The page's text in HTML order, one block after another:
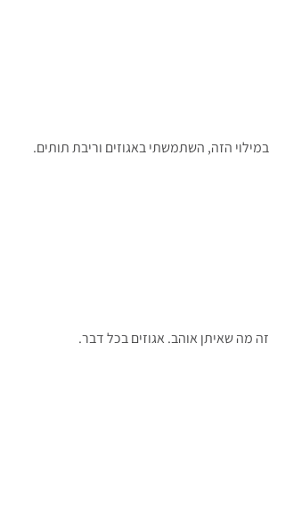
במילוי הזה, השתמשתי באגוזים וריבת תותים.
זה מה שאיתן אוהב. אגוזים בכל דבר.